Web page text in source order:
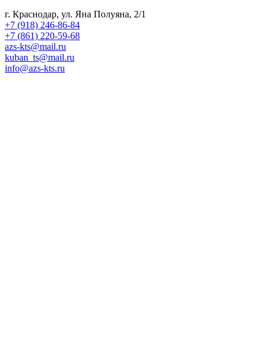
г. Краснодар, ул. Яна Полуяна, 2/1
+7 (918) 246-86-84
+7 (861) 220-59-68
azs-kts@mail.ru
kuban_ts@mail.ru
info@azs-kts.ru